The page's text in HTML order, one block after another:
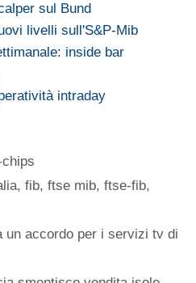
sul Bund
livelli sull'S&P-Mib
inside bar
intraday
,fib,ftse mib,ftse-fib,
un accordo per i servizi tv di